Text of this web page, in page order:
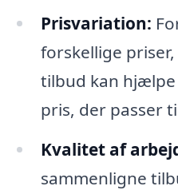
Prisvariation:
forskellige
tilbud kan
pris, der passer
Kvalitet af
sammenligne